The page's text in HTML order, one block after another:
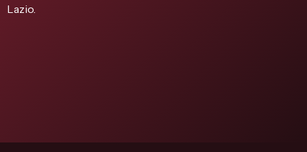
Lazio.